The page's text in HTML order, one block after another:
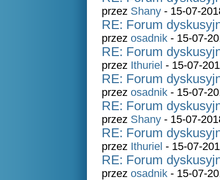
przez Shany - 15-07-
RE: Forum
przez osadnik - 15-07-
RE: Forum
przez Ithuriel - 15-07-
RE: Forum
przez osadnik - 15-07-
RE: Forum
przez Shany - 15-07-
RE: Forum
przez Ithuriel - 15-07-
RE: Forum
przez osadnik - 15-07-